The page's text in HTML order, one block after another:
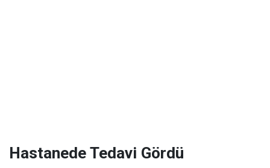
Hastanede Tedavi Gördü